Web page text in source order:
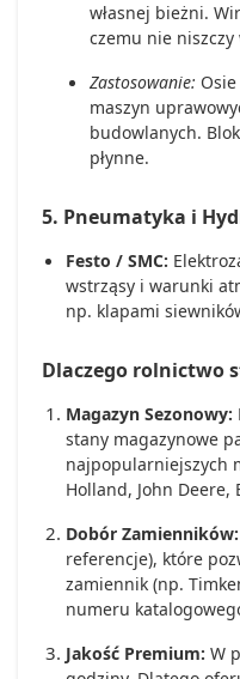
własnej bieżni.
czemu nie niszczy
Zastosowanie:
maszyn
budowlanych.
płynne.
5. Pneumatyka i
Festo / SMC:
wstrząsy i warunki
np. klapami
Dlaczego rolnictwo
Magazyn Sezonowy:
stany magazynowe
najpopularniejszych
Holland, John Deere,
Dobór Zamienników:
referencje), które
zamiennik (np.
numeru
Jakość Premium: W